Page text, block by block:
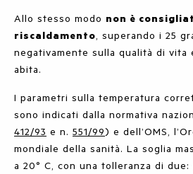
Allo stesso modo non è
riscaldamento, superando i 25
negativamente sulla qualità di vita
abita.
I parametri sulla temperatura
sono indicati dalla normativa
412/93 e n. 551/99) e dell’OMS,
mondiale della sanità. La soglia
a 20° C, con una tolleranza di